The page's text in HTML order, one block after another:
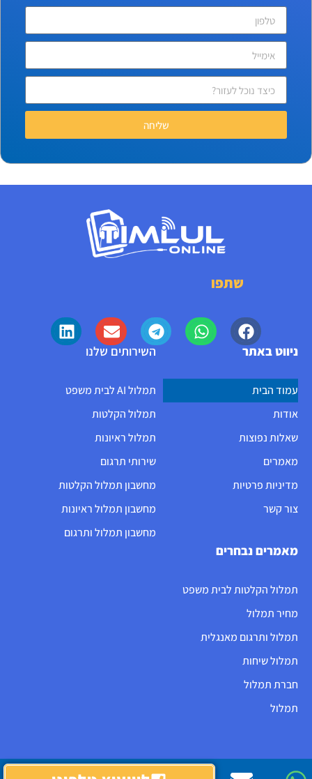
שליחה
שתפו
ניווט באתר
עמוד הבית
אודות
שאלות נפוצות
מאמרים
מדיניות פרטיות
צור קשר
השירותים שלנו
תמלול AI לבית משפט
תמלול הקלטות
תמלול ראיונות
שירותי תרגום
מחשבון תמלול הקלטות
מחשבון תמלול ראיונות
מחשבון תמלול ותרגום
מאמרים נבחרים
תמלול הקלטות לבית משפט
מחיר תמלול
תמלול ותרגום מאנגלית
תמלול שיחות
חברת תמלול
תמלול